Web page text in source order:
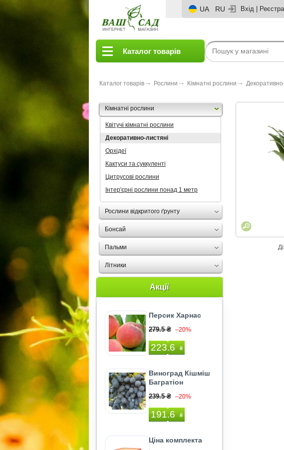
UA RU Вхід
Каталог товарів
Каталог товарів Рослини Кімнатні рослини
Кімнатні рослини
Квітучі кімнатні рослини
Декоративно-листяні
Орхідеї
Кактуси та суккуленті
Цитрусові рослини
Інтер'єрні рослини понад 1 метр
Рослини відкритого ґрунту
Бонсай
Пальми
Літники
Акції
Персик Харнас
279.5 ₴ –20%
223.6 ₴
Виноград Кішміш
Багратіон
239.5 ₴ –20%
191.6 ₴
Ціна комплекта